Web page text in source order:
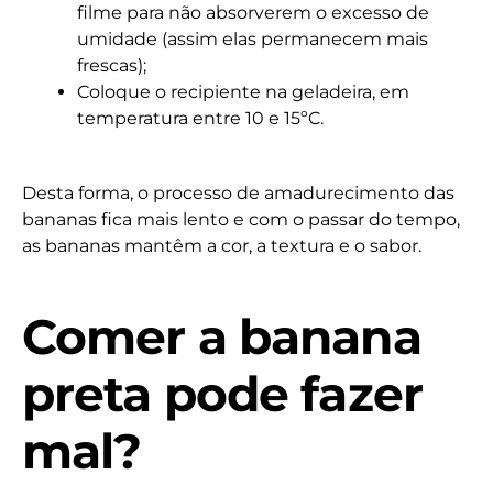
filme para não absorverem o excesso de
umidade (assim elas permanecem mais
frescas);
Coloque o recipiente na geladeira, em
temperatura entre 10 e 15ºC.
Desta forma, o processo de amadurecimento das
bananas fica mais lento e com o passar do tempo,
as bananas mantêm a cor, a textura e o sabor.
Comer a banana
preta pode fazer
mal?